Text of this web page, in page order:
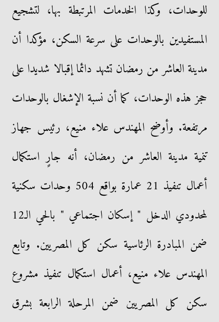
للوحدات، وكذا الخدمات المرتبطة بها، لتشجيع
المستفيدين بالوحدات على سرعة السكن، مؤكدا أن
مدينة العاشر من رمضان تشهد دائما إقبالا شديدا على
حجز هذه الوحدات، كما أن نسبة الإشغال بالوحدات
مرتفعة. وأوضح المهندس علاء منيع، رئيس جهاز
تنمية مدينة العاشر من رمضان، أنه جارٍ استكمال
أعمال تنفيذ 21 عمارة بواقع 504 وحدات سكنية
لمحدودي الدخل " إسكان اجتماعي " بالحي الـ12
ضمن المبادرة الرئاسية سكن كل المصريين. وتابع
المهندس علاء منيع، أعمال استكمال تنفيذ مشروع
سكن كل المصريين ضمن المرحلة الرابعة بشرق